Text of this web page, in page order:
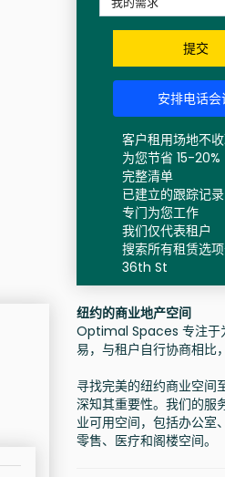
提交
安排电话会
客户租用场地不
为您节省 15-20%
完整清单
已建立的跟踪记录
专门为您工作
我们仅代表租户
搜索所有租赁选
36th St
纽约的商业地产空间
Optimal Spaces 专注于
易，与租户自行协商相比
寻找完美的纽约商业空间
深知其重要性。我们的服
业可用空间，包括办公室
零售、医疗和阁楼空间。